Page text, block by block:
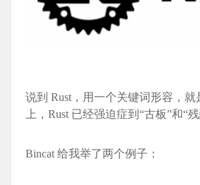
说到 Rust，用一个关键词形容，就
上，Rust 已经强迫症到“古板”和“
Bincat 给我举了两个例子：